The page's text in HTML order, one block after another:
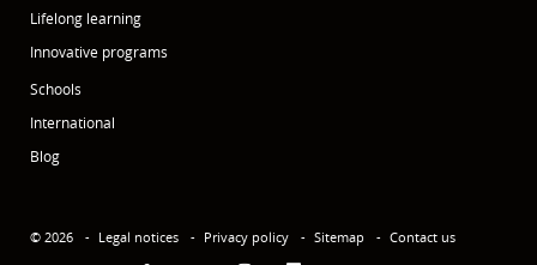
Lifelong learning
Innovative programs
Schools
International
Blog
© 2026 Legal notices Privacy policy Sitemap Contact us